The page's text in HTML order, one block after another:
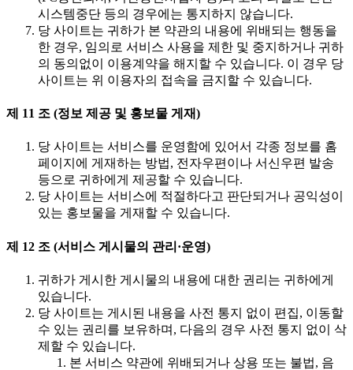
시스템중단 등의 경우에는 통지하지 않습니다.
당 사이트는 귀하가 본 약관의 내용에 위배되는 행동을
한 경우, 임의로 서비스 사용을 제한 및 중지하거나 귀하
의 동의없이 이용계약을 해지할 수 있습니다. 이 경우 당
사이트는 위 이용자의 접속을 금지할 수 있습니다.
제 11 조 (정보 제공 및 홍보물 게재)
당 사이트는 서비스를 운영함에 있어서 각종 정보를 홈
페이지에 게재하는 방법, 전자우편이나 서신우편 발송
등으로 귀하에게 제공할 수 있습니다.
당 사이트는 서비스에 적절하다고 판단되거나 공익성이
있는 홍보물을 게재할 수 있습니다.
제 12 조 (서비스 게시물의 관리·운영)
귀하가 게시한 게시물의 내용에 대한 권리는 귀하에게
있습니다.
당 사이트는 게시된 내용을 사전 통지 없이 편집, 이동할
수 있는 권리를 보유하며, 다음의 경우 사전 통지 없이 삭
제할 수 있습니다.
본 서비스 약관에 위배되거나 상용 또는 불법, 음